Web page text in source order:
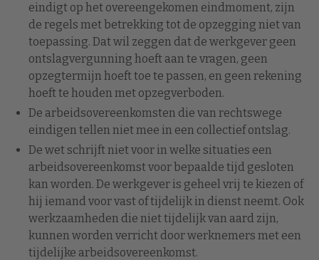
eindigt op het overeengekomen eindmoment, zijn
de regels met betrekking tot de opzegging niet van
toepassing. Dat wil zeggen dat de werkgever geen
ontslagvergunning hoeft aan te vragen, geen
opzegtermijn hoeft toe te passen, en geen rekening
hoeft te houden met opzegverboden.
De arbeidsovereenkomsten die van rechtswege
eindigen tellen niet mee in een collectief ontslag.
De wet schrijft niet voor in welke situaties een
arbeidsovereenkomst voor bepaalde tijd gesloten
kan worden. De werkgever is geheel vrij te kiezen of
hij iemand voor vast of tijdelijk in dienst neemt. Ook
werkzaamheden die niet tijdelijk van aard zijn,
kunnen worden verricht door werknemers met een
tijdelijke arbeidsovereenkomst.